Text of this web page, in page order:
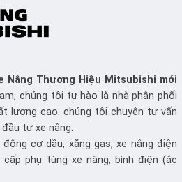
Nâng Thương Hiệu Mitsubishi mới
chúng tôi tự hào là nhà phân phối
lượng cao. chúng tôi chuyên tư vấn
tư xe nâng.
cơ dầu, xăng gas, xe nâng điện
cấp phụ tùng xe nâng, bình điện (ắc